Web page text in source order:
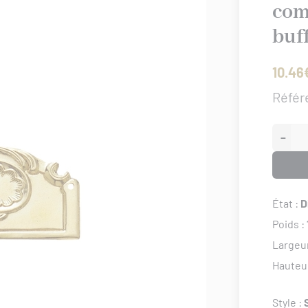
−
État :
Poids :
Style :